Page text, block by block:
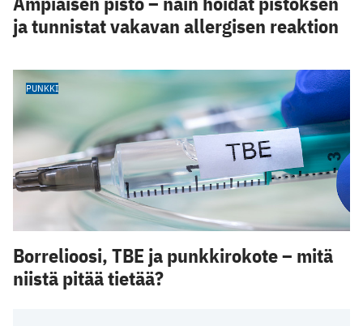
ja tunnistat vakavan allergisen reaktion
PUNKKI
Borrelioosi, TBE ja punkkirokote – mitä
niistä pitää tietää?